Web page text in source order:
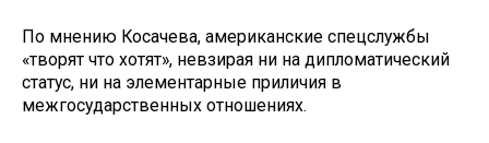
По мнению Косачева, американские спецслужбы
«творят что хотят», невзирая ни на дипломатический
статус, ни на элементарные приличия в
межгосударственных отношениях.